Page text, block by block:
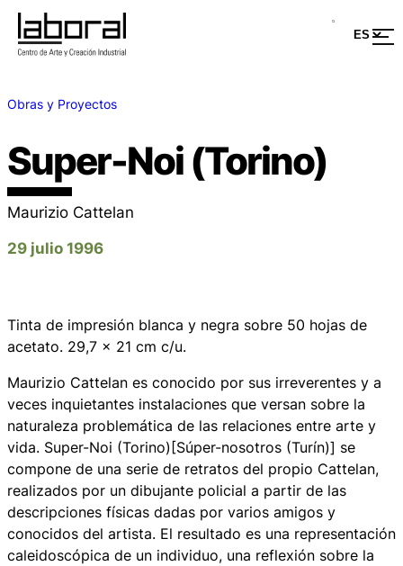
Obras y Proyectos
Super-Noi (Torino)
Maurizio Cattelan
29 julio 1996
Tinta de impresión blanca y negra sobre 50 hojas de
acetato. 29,7 x 21 cm c/u.
Maurizio Cattelan es conocido por sus irreverentes y a
veces inquietantes instalaciones que versan sobre la
naturaleza problemática de las relaciones entre arte y
vida. Super-Noi (Torino) [Súper-nosotros (Turín)] se
compone de una serie de retratos del propio Cattelan,
realizados por un dibujante policial a partir de las
descripciones físicas dadas por varios amigos y
conocidos del artista. El resultado es una representación
caleidoscópica de un individuo, una reflexión sobre la